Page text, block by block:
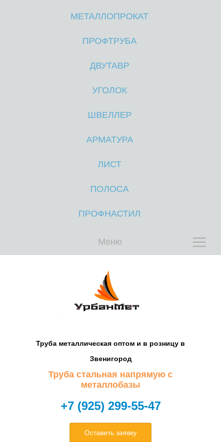
МЕТАЛЛОПРОКАТ
ПРОФТРУБА
ДВУТАВР
УГОЛОК
ШВЕЛЛЕР
АРМАТУРА
ЛИСТ
ПОЛОСА
ПРОФНАСТИЛ
Меню
М
Е
Труба металлическая оптом и в розницу в
Звенигород
Труба стальная напрямую с
металлобазы
+7 (925) 299-55-47
Оставить заявку
М
Е